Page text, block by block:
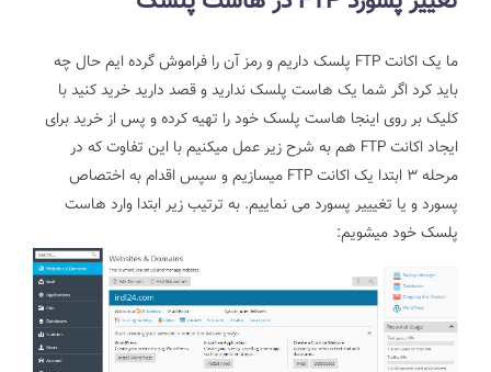
ما یک اکانت FTP پلسک داریم و رمز آن را فراموش گرده ایم حال چه
باید کرد اگر شما یک هاست پلسک ندارید و قصد دارید خرید کنید با
کلیک بر روی اینجا هاست پلسک خود را تهیه کرده و پس از خرید برای
ایجاد اکانت FTP هم به شرح زیر عمل میکنیم با این تفاوت که در
مرحله 3 ابتدا یک اکانت FTP میسازیم و سپس اقدام به اختصاص
پسورد و یا تغیییر پسورد می نماییم. به ترتیب زیر ابتدا وارد هاست
پلسک خود میشویم: